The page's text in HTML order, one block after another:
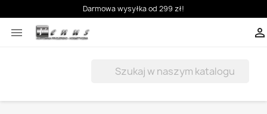
Darmowa wysyłka od 299 zł!
 